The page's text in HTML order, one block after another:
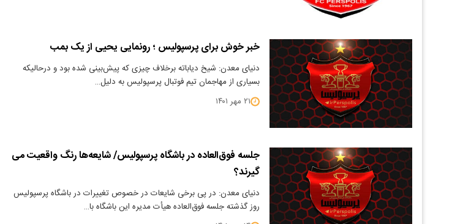
خبر خوش برای پرسپولیس ؛ رونمایی یحیی از یک بمب
دنیای معدن: شیخ دیاباته برخلاف چیزی که پیش‌بینی شده بود و درحالیکه
بسیاری از مهاجمان تیم فوتبال پرسپولیس به دلیل…
۲۱ مهر ۱۴۰۱
جلسه فوق‌العاده در باشگاه پرسپولیس/ شایعه‌ها رنگ واقعیت می
گیرند؟
دنیای معدن: در پی برخی شایعات در خصوص تغییرات در باشگاه پرسپولیس
روز گذشته جلسه فوق‌العاده هیأت مدیره این باشگاه با…